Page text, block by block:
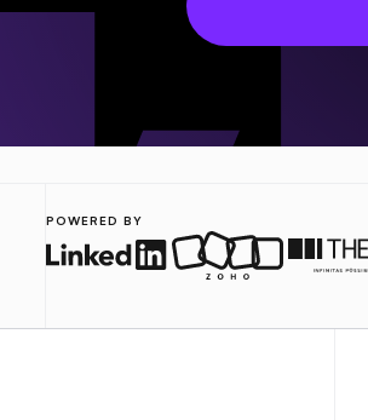
POWERED BY